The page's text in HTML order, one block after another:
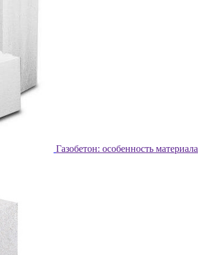
Газобетон: особенность материала